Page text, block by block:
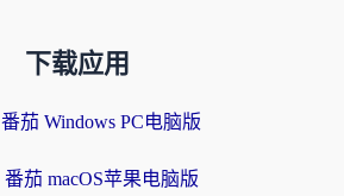
下载应用
番茄 Windows PC电脑版
番茄 macOS苹果电脑版